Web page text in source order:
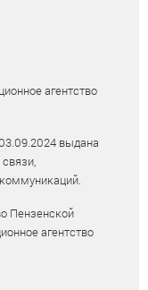
агентство
выдана
Пензенской
агентство